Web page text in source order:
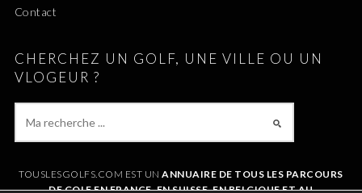
Contact
CHERCHEZ UN GOLF, UNE VILLE OU UN
VLOGEUR ?
TOUSLESGOLFS.COM EST UNANNUAIRE DE TOUS LES PARCOURS
DE GOLF EN FRANCE, EN SUISSE, EN BELGIQUE ET AU